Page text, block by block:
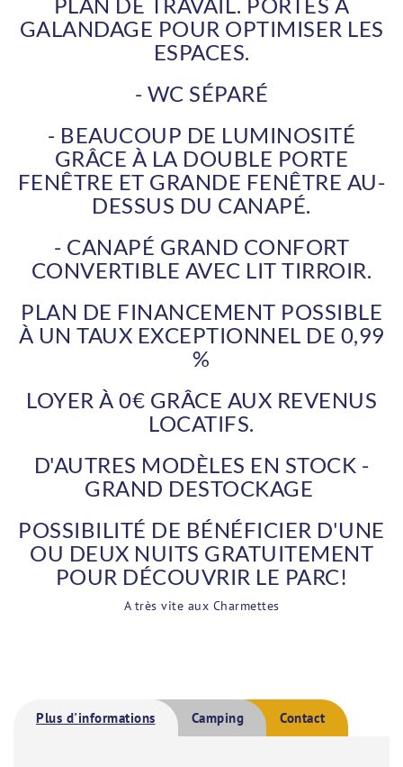
GALANDAGE POUR OPTIMISER LES
ESPACES.
- WC SÉPARÉ
- BEAUCOUP DE LUMINOSITÉ
GRÂCE À LA DOUBLE PORTE
FENÊTRE ET GRANDE FENÊTRE AU-
DESSUS DU CANAPÉ.
- CANAPÉ GRAND CONFORT
CONVERTIBLE AVEC LIT TIRROIR.
PLAN DE FINANCEMENT POSSIBLE
À UN TAUX EXCEPTIONNEL DE 0,99
%
LOYER À 0€ GRÂCE AUX REVENUS
LOCATIFS.
D'AUTRES MODÈLES EN STOCK -
GRAND DESTOCKAGE
POSSIBILITÉ DE BÉNÉFICIER D'UNE
OU DEUX NUITS GRATUITEMENT
POUR DÉCOUVRIR LE PARC!
A très vite aux Charmettes
Plus d'informations Camping Contact